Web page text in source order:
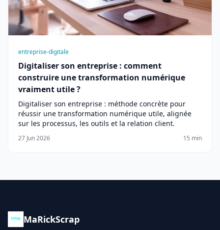
entreprise-digitale
Digitaliser son entreprise : comment
construire une transformation numérique
vraiment utile ?
Digitaliser son entreprise : méthode concrète pour
réussir une transformation numérique utile, alignée
sur les processus, les outils et la relation client.
27 Jun 2026 15 min
MaRickScrap